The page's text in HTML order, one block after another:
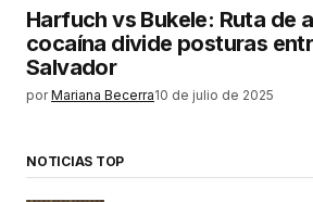
Harfuch vs Bukele: Ruta de
cocaína divide posturas
Salvador
por Mariana Becerra10 de julio de 2025
NOTICIAS TOP